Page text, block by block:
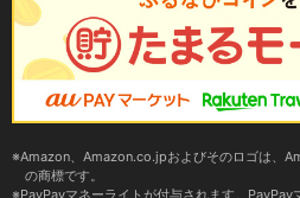
Amazon、Amazon.co.jpおよびそのロゴは、
の商標です。
PayPayマネーライトが付与されます。PayPay